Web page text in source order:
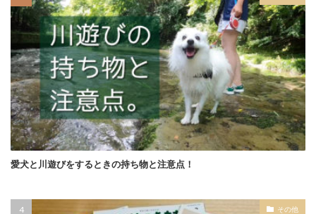
愛犬と川遊びをするときの持ち物と注意点！
その他